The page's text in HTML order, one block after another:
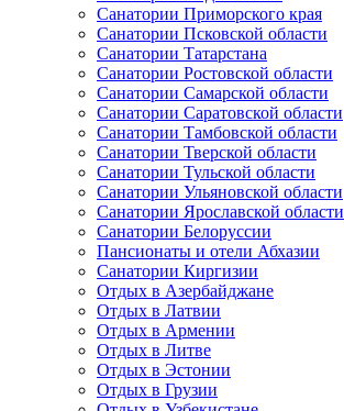
Санатории Приморского края
Санатории Псковской области
Санатории Татарстана
Санатории Ростовской области
Санатории Самарской области
Санатории Саратовской области
Санатории Тамбовской области
Санатории Тверской области
Санатории Тульской области
Санатории Ульяновской области
Санатории Ярославской области
Санатории Белоруссии
Пансионаты и отели Абхазии
Санатории Киргизии
Отдых в Азербайджане
Отдых в Латвии
Отдых в Армении
Отдых в Литве
Отдых в Эстонии
Отдых в Грузии